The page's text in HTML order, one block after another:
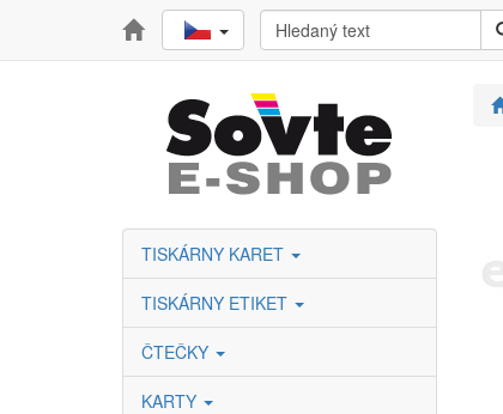
TISKÁRNY KARET
TISKÁRNY ETIKET
ČTEČKY
KARTY